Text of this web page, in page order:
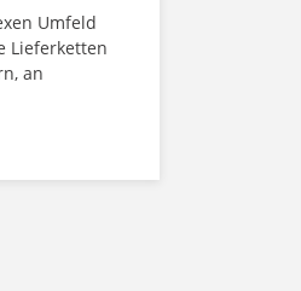
Umfeld
Lieferketten
an